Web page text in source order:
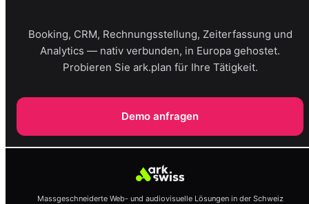
Booking, CRM, Rechnungsstellung, Zeiterfassung und
Analytics — nativ verbunden, in Europa gehostet.
Probieren Sie ark.plan für Ihre Tätigkeit.
Demo anfragen
Massgeschneiderte Web- und audiovisuelle Lösungen in der Schweiz